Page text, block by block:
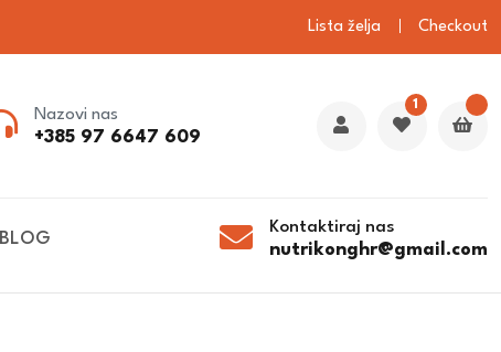
Lista želja Checkout
Nazovi nas
+385 97 6647 609
1
BLOG
Kontaktiraj nas
nutrikonghr@gmail.com